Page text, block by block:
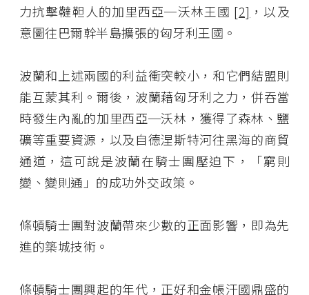
力抗擊韃靼人的加里西亞─沃林王國 [2] ，以及
意圖往巴爾幹半島擴張的匈牙利王國。
波蘭和上述兩國的利益衝突較小，和它們結盟則
能互蒙其利。爾後，波蘭藉匈牙利之力，併吞當
時發生內亂的加里西亞─沃林，獲得了森林、鹽
礦等重要資源，以及自德涅斯特河往黑海的商貿
通道，這可說是波蘭在騎士團壓迫下，「窮則
變、變則通」的成功外交政策。
條頓騎士團對波蘭帶來少數的正面影響，即為先
進的築城技術。
條頓騎士團興起的年代，正好和金帳汗國鼎盛的